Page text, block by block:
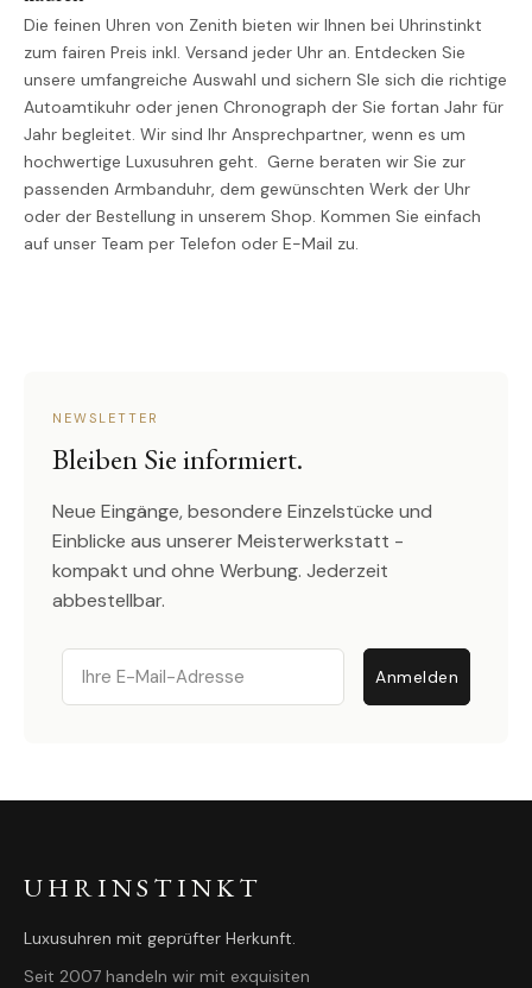
Die feinen Uhren von Zenith bieten wir Ihnen bei Uhrinstinkt
zum fairen Preis inkl. Versand jeder Uhr an. Entdecken Sie
unsere umfangreiche Auswahl und sichern SIe sich die richtige
Autoamtikuhr oder jenen Chronograph der Sie fortan Jahr für
Jahr begleitet. Wir sind Ihr Ansprechpartner, wenn es um
hochwertige Luxusuhren geht. Gerne beraten wir Sie zur
passenden Armbanduhr, dem gewünschten Werk der Uhr
oder der Bestellung in unserem Shop. Kommen Sie einfach
auf unser Team per Telefon oder E-Mail zu.
NEWSLETTER
Bleiben Sie informiert.
Neue Eingänge, besondere Einzelstücke und
Einblicke aus unserer Meisterwerkstatt -
kompakt und ohne Werbung. Jederzeit
abbestellbar.
Email
Anmelden
UHRINSTINKT
Luxusuhren mit geprüfter Herkunft.
Seit 2007 handeln wir mit exquisiten